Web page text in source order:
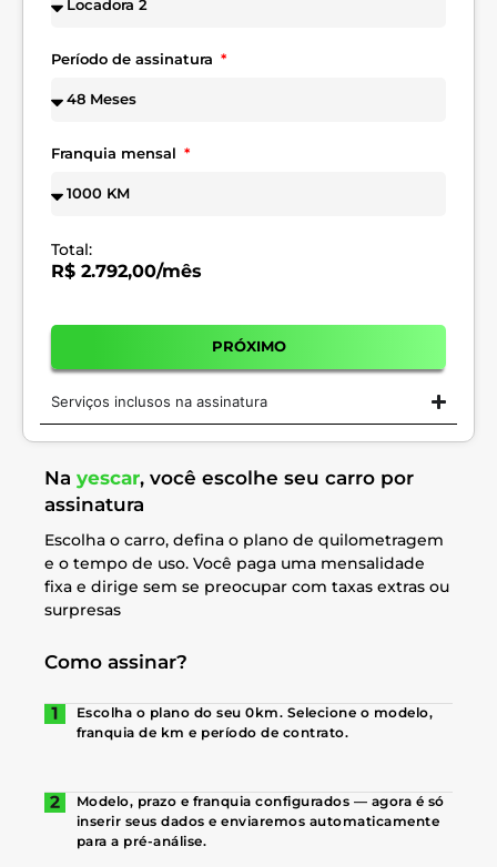
Período de assinatura
Franquia mensal
Total:
R$ 2.792,00/mês
PRÓXIMO
Serviços inclusos na assinatura
Na yescar, você escolhe seu carro por
assinatura
Escolha o carro, defina o plano de quilometragem
e o tempo de uso. Você paga uma mensalidade
fixa e dirige sem se preocupar com taxas extras ou
surpresas
Como assinar?
Escolha o plano do seu 0km. Selecione o modelo,
franquia de km e período de contrato.
Modelo, prazo e franquia configurados — agora é só
inserir seus dados e enviaremos automaticamente
para a pré-análise.